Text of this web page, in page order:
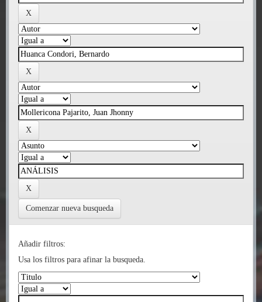
Comenzar nueva busqueda
Añadir filtros:
Usa los filtros para afinar la busqueda.